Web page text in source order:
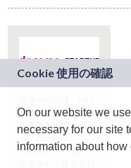
ドコモグループの新
規事業創出プログラ
ム「docomo
STARTUP」を通じて
On our website we
necessary for our site
information about how